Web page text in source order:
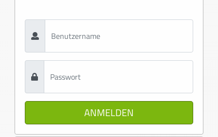
ANMELDEN